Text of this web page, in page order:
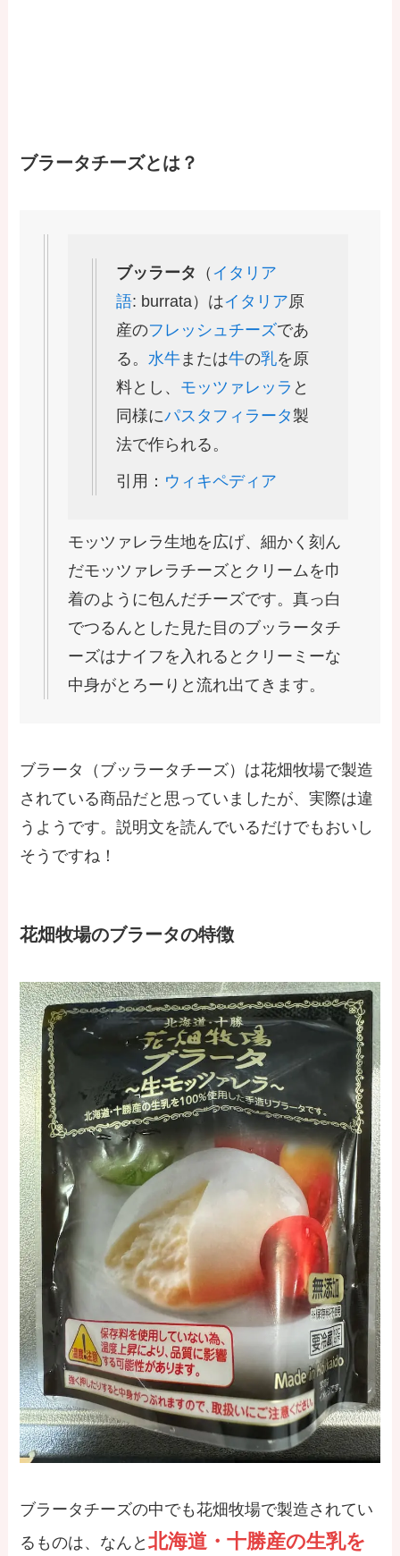
ブラータチーズとは？
ブッラータ （ イタリア
語: burrata）はイタリア原
産のフレッシュチーズであ
る。 水牛または牛の乳を原
料とし、 モッツァレッラ と
同様にパスタフィラータ 製
法で作られる。
引用： ウィキペディア
モッツァレラ生地を広げ、細かく刻ん
だモッツァレラチーズとクリームを巾
着のように包んだチーズです。真っ白
でつるんとした見た目のブッラータチ
ーズはナイフを入れるとクリーミーな
中身がとろーりと流れ出てきます。
ブラータ（ブッラータチーズ）は花畑牧場で製造
されている商品だと思っていましたが、実際は違
うようです。説明文を読んでいるだけでもおいし
そうですね！
花畑牧場のブラータの特徴
ブラータチーズの中でも花畑牧場で製造されてい
るものは、なんと北海道・十勝産の生乳を